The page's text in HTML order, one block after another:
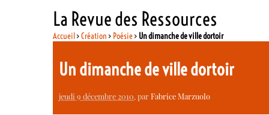
La Revue des Ressources
Accueil>Création > Poésie> Un dimanche de ville dortoir
Un dimanche de ville dortoir
jeudi 9 décembre 2010, parFabrice Marzuolo